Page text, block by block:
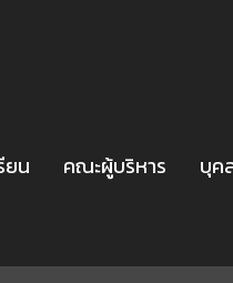
ยน คณะผู้บริหาร บุค